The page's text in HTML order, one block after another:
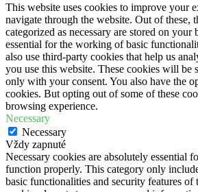
This website uses cookies to improve your
navigate through the website. Out of these,
categorized as necessary are stored on your
essential for the working of basic
also use third-party cookies that help us
you use this website. These cookies will be
only with your consent. You also have the
cookies. But opting out of some of these
browsing experience.
Necessary
Necessary
Vždy zapnuté
Necessary cookies are absolutely essential
function properly. This category only
basic functionalities and security features of